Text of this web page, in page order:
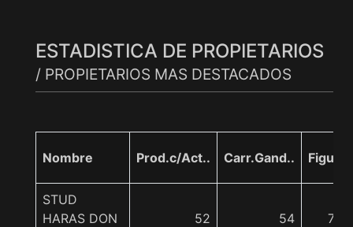
ESTADISTICA DE PROPIETARIOS
/ PROPIETARIOS MAS DESTACADOS
Nombre Prod.c/Act.. Carr.Gand.. Figur.
STUD
HARAS DON
52 54 73